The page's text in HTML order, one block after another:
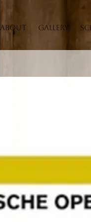
About Gallery